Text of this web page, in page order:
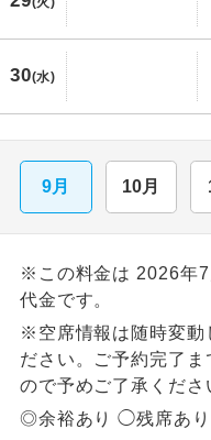
30(水)
9月 10月
※この料金は 2026年
代金です。
※空席情報は随時変動
ださい。ご予約完了
ので予めご了承くださ
◎余裕あり ◯残席あ